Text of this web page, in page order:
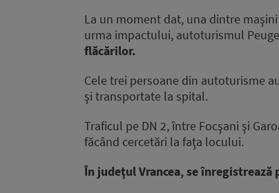
La un moment dat, una dintre
urma impactului, autoturismul
flăcărilor.
Cele trei persoane din autoturisme
şi transportate la spital.
Traficul pe DN 2, între Focşani şi
făcând cercetări la faţa locului.
În judeţul Vrancea, se